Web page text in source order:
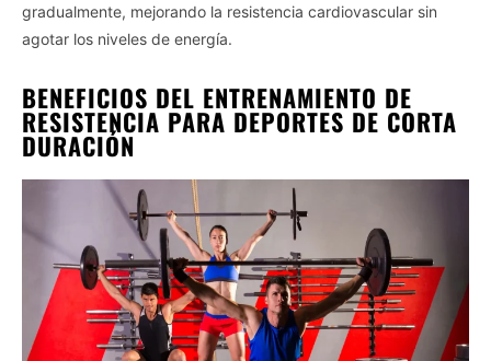
gradualmente, mejorando la resistencia cardiovascular sin
agotar los niveles de energía.
BENEFICIOS DEL ENTRENAMIENTO DE
RESISTENCIA PARA DEPORTES DE CORTA
DURACIÓN